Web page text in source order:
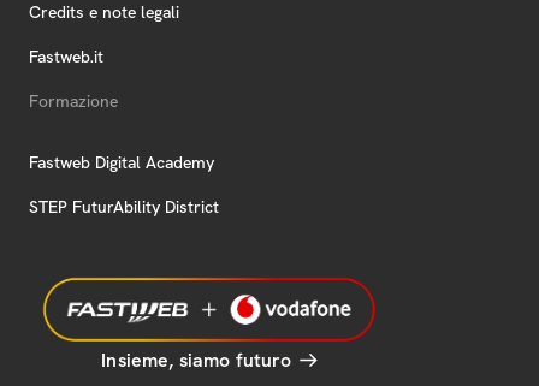
Credits e note legali
Fastweb.it
Formazione
Fastweb Digital Academy
STEP FuturAbility District
Insieme, siamo futuro